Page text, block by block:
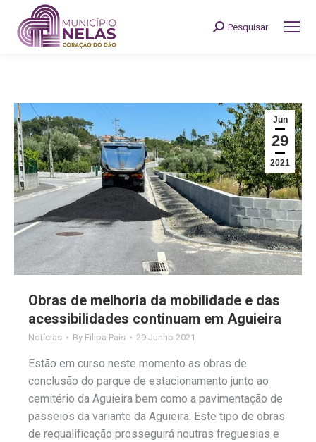
Search:
Pesquisar
Jun
29
2021
Obras de melhoria da mobilidade e das
acessibilidades continuam em Aguieira
Notícias By Filipa Pais 29 Junho 2021
Estão em curso neste momento as obras de
conclusão do parque de estacionamento junto ao
cemitério da Aguieira bem como a pavimentação de
passeios da variante da Aguieira. Este tipo de obras
de requalificação prosseguirá noutras freguesias e